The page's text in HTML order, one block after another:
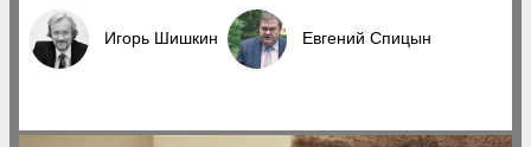
Игорь Шишкин Евгений Спицын